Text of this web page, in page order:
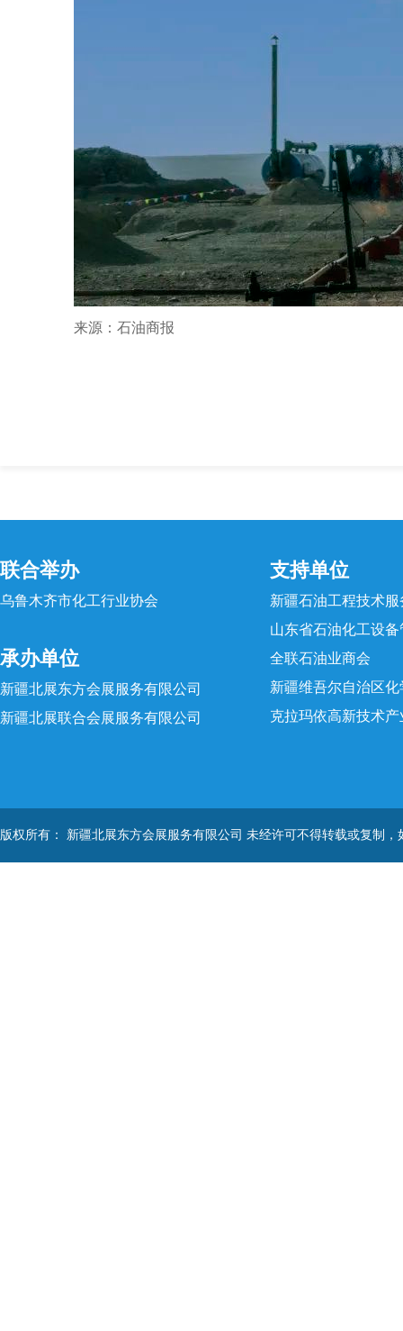
来源：石油商报
联合举办
乌鲁木齐市化工行业协会
承办单位
新疆北展东方会展服务有限公司
新疆北展联合会展服务有限公司
支持单位
新疆石油工程技术
山东省石油化工设
全联石油业商会
新疆维吾尔自治区化
克拉玛依高新技术
版权所有： 新疆北展东方会展服务有限公司 未经许可不得转载或复制